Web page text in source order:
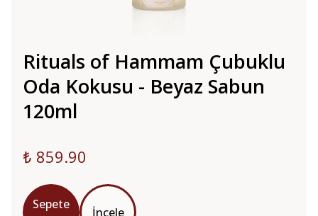
Rituals of Hammam Çubuklu
Oda Kokusu - Beyaz Sabun
120ml
₺ 859.90
Sepete
İncele